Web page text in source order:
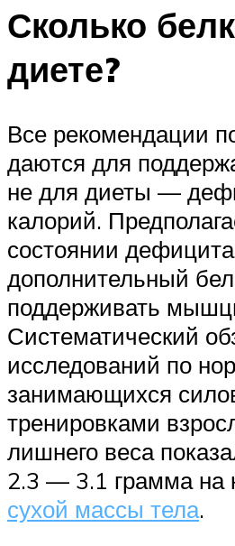
Сколько
диете?
Все рекомендации
даются для
не для диеты —
калорий.
состоянии
дополнительный
поддерживать
Систематический
исследований по
занимающихся
тренировками
лишнего веса
2.3 — 3.1 грамма на
сухой массы тела.